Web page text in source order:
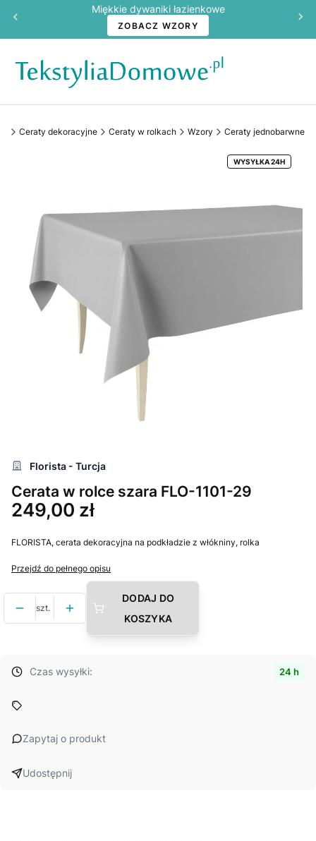
Miękkie dywaniki łazienkowe
ZOBACZ WZORY
Ceraty dekoracyjne Ceraty w rolkach Wzory Ceraty jednobarwne
WYSYŁKA 24H
Florista - Turcja
Cerata w rolce szara FLO-1101-29
Cena
249,00 zł
FLORISTA, cerata dekoracyjna na podkładzie z włókniny, rolka
Przejdź do pełnego opisu
szt.
DODAJ DO
KOSZYKA
Czas wysyłki: 24 h
Zapytaj o produkt
Udostępnij